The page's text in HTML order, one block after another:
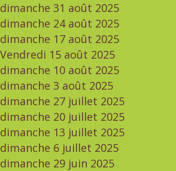
31 août 2025
24 août 2025
17 août 2025
15 août 2025
10 août 2025
3 août 2025
27 juillet 2025
20 juillet 2025
13 juillet 2025
6 juillet 2025
29 juin 2025